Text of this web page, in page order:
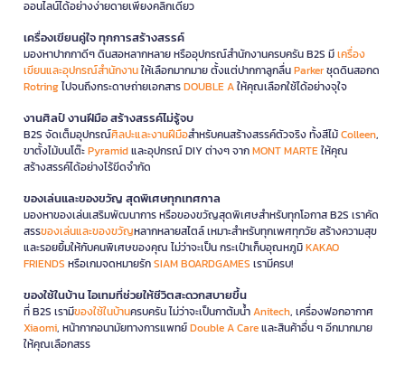
ออนไลน์ได้อย่างง่ายดายเพียงคลิกเดียว
เครื่องเขียนคู่ใจ ทุกการสร้างสรรค์
มองหาปากกาดีๆ ดินสอหลากหลาย หรืออุปกรณ์สำนักงานครบครัน B2S มีเครื่อง
เขียนและอุปกรณ์สำนักงานให้เลือกมากมาย ตั้งแต่ปากกาลูกลื่นParkerชุดดินสอกด
Rotringไปจนถึงกระดาษถ่ายเอกสารDOUBLE Aให้คุณเลือกใช้ได้อย่างจุใจ
งานศิลป์ งานฝีมือ สร้างสรรค์ไม่รู้จบ
B2S จัดเต็มอุปกรณ์ศิลปะและงานฝีมือสำหรับคนสร้างสรรค์ตัวจริง ทั้งสีไม้Colleen,
ขาตั้งไม้บนโต๊ะPyramidและอุปกรณ์ DIY ต่างๆ จากMONT MARTEให้คุณ
สร้างสรรค์ได้อย่างไร้ขีดจำกัด
ของเล่นและของขวัญ สุดพิเศษทุกเทศกาล
มองหาของเล่นเสริมพัฒนาการ หรือของขวัญสุดพิเศษสำหรับทุกโอกาส B2S เราคัด
สรรของเล่นและของขวัญหลากหลายสไตล์ เหมาะสำหรับทุกเพศทุกวัย สร้างความสุข
และรอยยิ้มให้กับคนพิเศษของคุณ ไม่ว่าจะเป็น กระเป๋าเก็บอุณหภูมิKAKAO
FRIENDS หรือเกมจดหมายรักSIAM BOARDGAMES เรามีครบ!
ของใช้ในบ้าน ไอเทมที่ช่วยให้ชีวิตสะดวกสบายขึ้น
ที่ B2S เรามีของใช้ในบ้านครบครัน ไม่ว่าจะเป็นกาต้มน้ำAnitech, เครื่องฟอกอากาศ
Xiaomi, หน้ากากอนามัยทางการแพทย์Double A Careและสินค้าอื่น ๆ อีกมากมาย
ให้คุณเลือกสรร